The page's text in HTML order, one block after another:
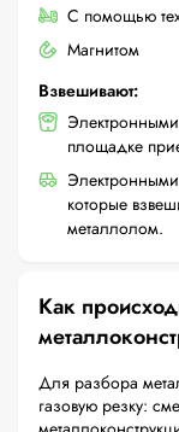
С помощью
Магнитом
Взвешивают:
площадке
которые
металлолом.
Как
Для разбора
газовую резку: